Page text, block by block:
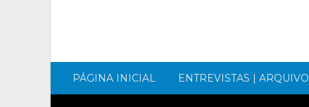
PÁGINA INICIAL ENTREVISTAS | ARQUIVO